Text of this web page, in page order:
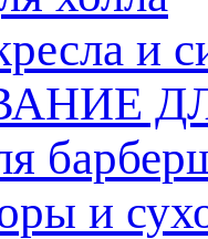
и
и